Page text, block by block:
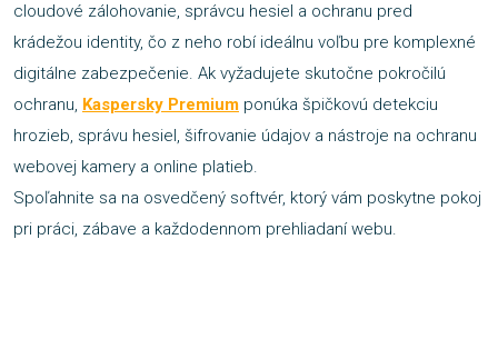
cloudové zálohovanie, správcu hesiel a ochranu pred
krádežou identity, čo z neho robí ideálnu voľbu pre komplexné
digitálne zabezpečenie. Ak vyžadujete skutočne pokročilú
ochranu, Kaspersky Premium ponúka špičkovú detekciu
hrozieb, správu hesiel, šifrovanie údajov a nástroje na ochranu
webovej kamery a online platieb.
Spoľahnite sa na osvedčený softvér, ktorý vám poskytne pokoj
pri práci, zábave a každodennom prehliadaní webu.